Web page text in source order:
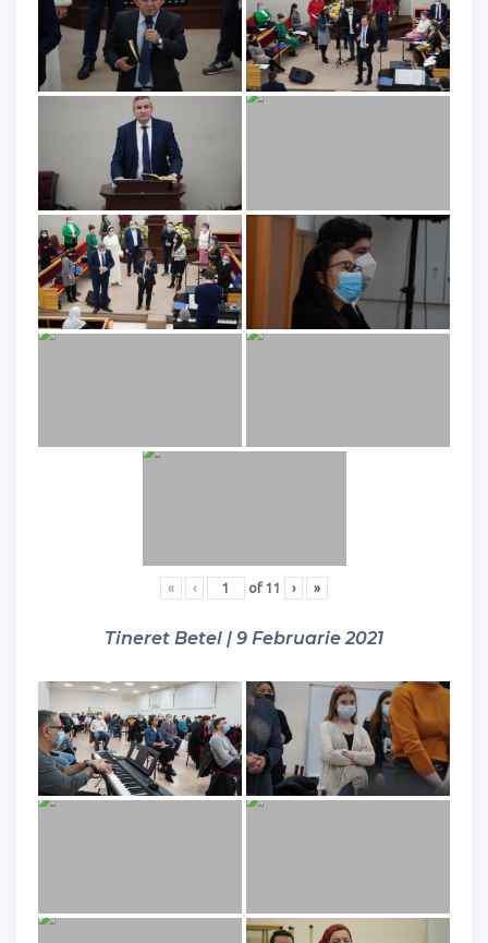
« ‹ of 11 › »
Tineret Betel | 9 Februarie 2021